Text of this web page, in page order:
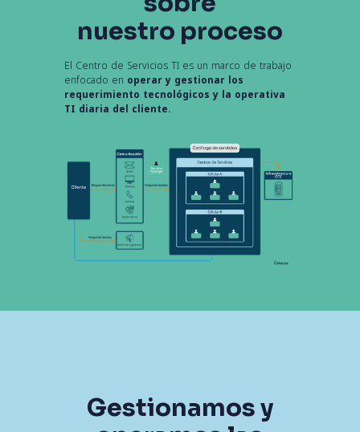
nuestro proceso
El Centro de Servicios TI es un marco de trabajo
enfocado en operar y gestionar los
requerimiento tecnológicos y la operativa
TI diaria del cliente.
Gestionamos y